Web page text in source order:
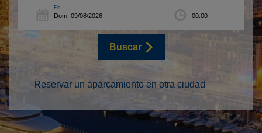
Fin
Buscar
Reservar un aparcamiento en otra ciudad